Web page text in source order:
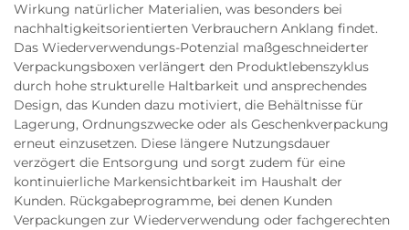
Wirkung natürlicher Materialien, was besonders bei
nachhaltigkeitsorientierten Verbrauchern Anklang findet.
Das Wiederverwendungs-Potenzial maßgeschneiderter
Verpackungsboxen verlängert den Produktlebenszyklus
durch hohe strukturelle Haltbarkeit und ansprechendes
Design, das Kunden dazu motiviert, die Behältnisse für
Lagerung, Ordnungszwecke oder als Geschenkverpackung
erneut einzusetzen. Diese längere Nutzungsdauer
verzögert die Entsorgung und sorgt zudem für eine
kontinuierliche Markensichtbarkeit im Haushalt der
Kunden. Rückgabeprogramme, bei denen Kunden
Verpackungen zur Wiederverwendung oder fachgerechten